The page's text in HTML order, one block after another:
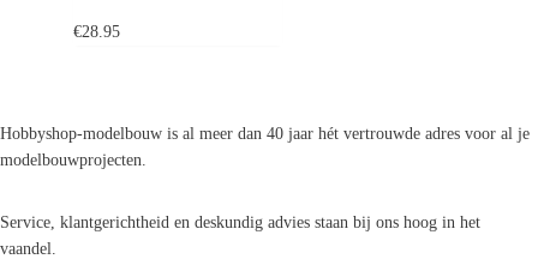
€28.95
Hobbyshop-modelbouw is al meer dan 40 jaar hét vertrouwde adres voor al je
modelbouwprojecten.
Service, klantgerichtheid en deskundig advies staan bij ons hoog in het
vaandel.